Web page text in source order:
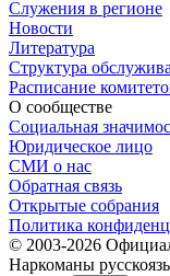
Служения в регионе
Новости
Литература
Структура
Расписание
О сообществе
Социальная
Юридическое лицо
СМИ о нас
Обратная связь
Открытые собрания
Политика
© 2003-2026
Наркоманы